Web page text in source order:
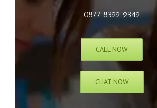
0877 8399 9349
CALL NOW
CHAT NOW